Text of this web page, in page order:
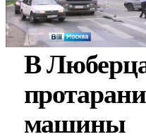
В
машины